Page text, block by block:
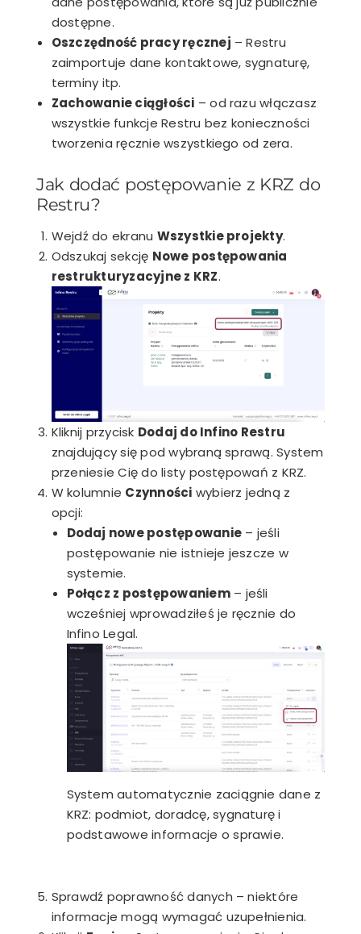
dostępne.
Oszczędność pracy ręcznej – Restru
zaimportuje dane kontaktowe, sygnaturę,
terminy itp.
Zachowanie ciągłości – od razu włączasz
wszystkie funkcje Restru bez konieczności
tworzenia ręcznie wszystkiego od zera.
Jak dodać postępowanie z KRZ do
Restru?
Wejdź do ekranu Wszystkie projekty.
Odszukaj sekcję Nowe postępowania
restrukturyzacyjne z KRZ.
Kliknij przycisk Dodaj do Infino Restru
znajdujący się pod wybraną sprawą. System
przeniesie Cię do listy postępowań z KRZ.
W kolumnie Czynności wybierz jedną z
opcji:
Dodaj nowe postępowanie – jeśli
postępowanie nie istnieje jeszcze w
systemie.
Połącz z postępowaniem– jeśli
wcześniej wprowadziłeś je ręcznie do
Infino Legal.
System automatycznie zaciągnie dane z
KRZ: podmiot, doradcę, sygnaturę i
podstawowe informacje o sprawie.
Sprawdź poprawność danych – niektóre
informacje mogą wymagać uzupełnienia.